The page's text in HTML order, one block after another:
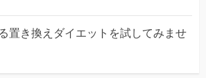
置き換えダイエットを試してみませ